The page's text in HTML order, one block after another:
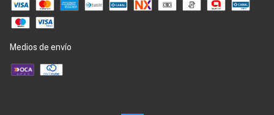
Medios de envío